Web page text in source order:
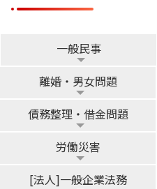
一般民事
離婚・男女問題
債務整理・借金問題
労働災害
[法人]一般企業法務